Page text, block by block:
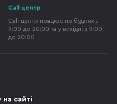
Call-центр
Call-центр працює по буднях з
9:00 до 20:00 та у вихідні з 9:00
до 20:00
сайті